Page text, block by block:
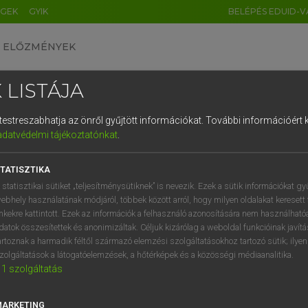
GYIK BELÉPÉS EDUID-
ELŐZMÉNYEK
nagyszótár
VAN ELŐFIZETÉSED?
megtekintéséhez.
LISTÁJA
az önről gyűjtött információkat. További információért
tájékoztatónkat.
statisztikai sütiket „teljesítménysütiknek” is nevezik. Ezek a sütik információkat
használatának módjáról, többek között arról, hogy milyen oldalakat keresett
kattintott. Ezek az információk a felhasználó azonosítására nem
összesítettek és anonimizáltak. Céljuk kizárólag a weboldal funkcióinak
a harmadik féltől származó elemzési szolgáltatásokhoz tartozó sütik;
a látogatóelemzések, a hőtérképek és a közösségi médiaanalitika.
1 szolgáltatás
DE CN FR ES IT NL
1 2 3 4 5 6 7 8 9
q w e r t z u i
a s d f g h j k l é
í y x c v b n m , .